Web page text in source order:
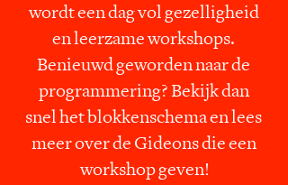
wordt een dag vol gezelligheid
en leerzame workshops.
Benieuwd geworden naar de
programmering? Bekijk dan
snel het blokkenschema en lees
meer over de Gideons die een
workshop geven!